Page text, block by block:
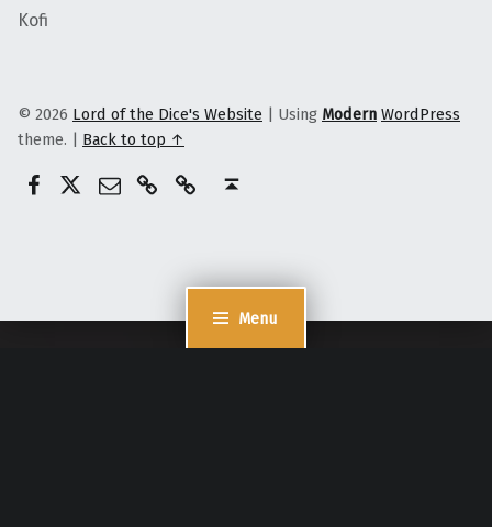
Menu
Kofi
© 2026 Lord of the Dice's Website | Using Modern WordPress
theme. | Back to top ↑
Lord of the dices